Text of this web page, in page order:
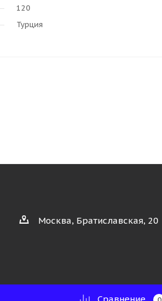
120
Турция
Москва, Братиславская, 20